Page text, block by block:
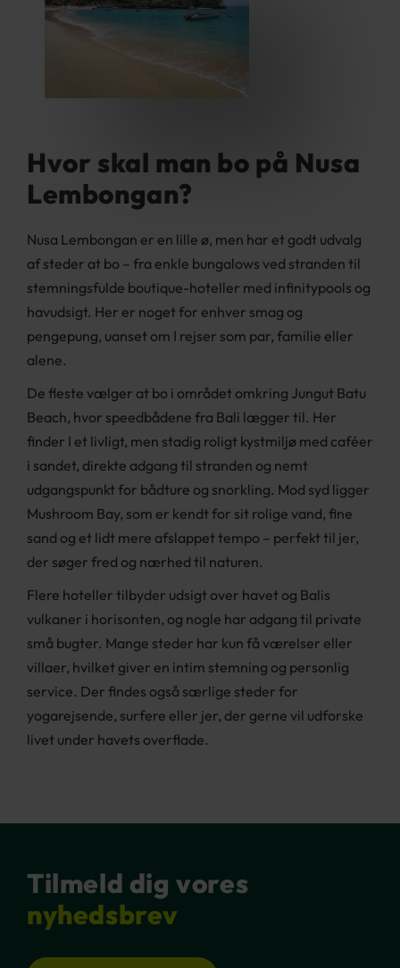
Hvor skal man bo på Nusa
Lembongan?
Nusa Lembongan er en lille ø, men har et godt udvalg
af steder at bo – fra enkle bungalows ved stranden til
stemningsfulde boutique-hoteller med infinitypools og
havudsigt. Her er noget for enhver smag og
pengepung, uanset om I rejser som par, familie eller
alene.
De fleste vælger at bo i området omkring Jungut Batu
Beach, hvor speedbådene fra Bali lægger til. Her
finder I et livligt, men stadig roligt kystmiljø med caféer
i sandet, direkte adgang til stranden og nemt
udgangspunkt for bådture og snorkling. Mod syd ligger
Mushroom Bay, som er kendt for sit rolige vand, fine
sand og et lidt mere afslappet tempo – perfekt til jer,
der søger fred og nærhed til naturen.
Flere hoteller tilbyder udsigt over havet og Balis
vulkaner i horisonten, og nogle har adgang til private
små bugter. Mange steder har kun få værelser eller
villaer, hvilket giver en intim stemning og personlig
service. Der findes også særlige steder for
yogarejsende, surfere eller jer, der gerne vil udforske
livet under havets overflade.
Tilmeld dig vores
nyhedsbrev